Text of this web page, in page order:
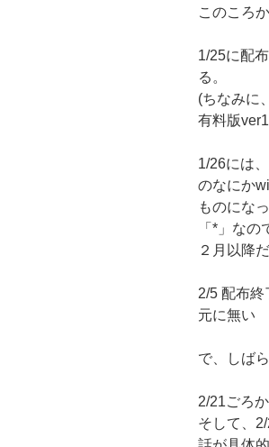
このころ
1/25に配
る。
(ちなみに
有料版
1/26には
のなにか
ものにな
「*」な
２月以降
2/5 配布
元に無い
で、しば
2/21ごろ
そして、